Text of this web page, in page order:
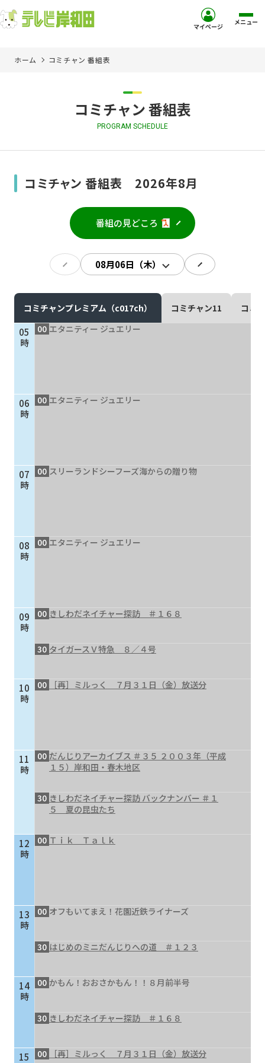
ご加入を検討中の方
現在ご利用中の方
ご加入お申し込み・資
個人情報保護に関する基
本方針
サイトマップ
マイページ メニュー
ホーム コミチャン 番組表
コミチャン 番組表
PROGRAM SCHEDULE
コミチャン 番組表 2026年8月
番組の見どころ
コミチャンプレミアム（c017ch） コミチャン11 コミ
05
時
06
時
07
時
08
時
09
時
10
時
11
時
12
時
13
時
14
時
15
00 エタニティー ジュエリー
00 エタニティー ジュエリー
00 スリーランドシーフーズ海からの贈り物
00 エタニティー ジュエリー
00 きしわだネイチャー探訪 ＃１６８
30 タイガースＶ特急 ８／４号
00 ［再］ミルっく ７月３１日（金）放送分
00 だんじりアーカイブス ＃３５ ２００３年（平成
１５）岸和田・春木地区
30 きしわだネイチャー探訪 バックナンバー ＃１
５ 夏の昆虫たち
00 Ｔｉｋ Ｔａｌｋ
00 オフもいてまえ！花園近鉄ライナーズ
30 はじめのミニだんじりへの道 ＃１２３
00 かもん！おおさかもん！！８月前半号
30 きしわだネイチャー探訪 ＃１６８
00 ［再］ミルっく ７月３１日（金）放送分